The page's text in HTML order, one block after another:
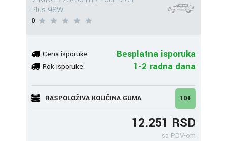
Plus 98W
0
Cena isporuke: Besplatna isporuka
Rok isporuke: 1-2 radna dana
RASPOLOŽIVA KOLIČINA GUMA 10+
12.251 RSD
sa PDV-om